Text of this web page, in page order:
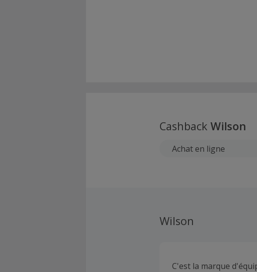
Cashback Wilson
Achat en ligne
Wilson
C'est la marque